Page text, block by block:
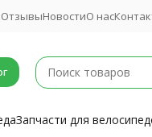
ОтзывыНовостиО нас
Запчасти для